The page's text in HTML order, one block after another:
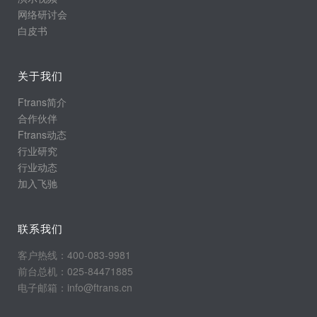
网络研讨会
白皮书
关于我们
Ftrans简介
合作伙伴
Ftrans动态
行业研究
行业动态
加入飞驰
联系我们
客户热线：400-083-9981
前台总机：025-84471885
电子邮箱：info@ftrans.cn